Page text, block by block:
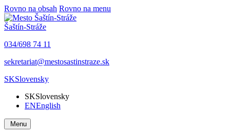
Rovno na obsah Rovno na menu
Šaštín-Stráže
034/698 74 11
sekretariat@mestosastinstraze.sk
SKSlovensky
SKSlovensky
ENEnglish
Menu